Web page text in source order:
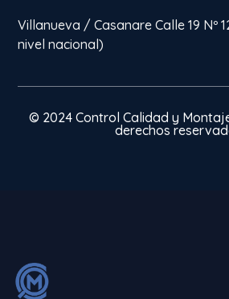
Villanueva / Casanare Calle 19 Nº
nivel nacional)
© 2024 Control Calidad y
derechos